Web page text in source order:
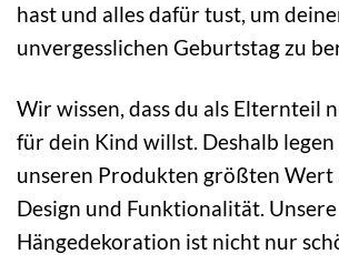
hast und alles dafür tust, um
unvergesslichen Geburtstag zu
Wir wissen, dass du als Elternteil
für dein Kind willst. Deshalb
unseren Produkten größten Wert
Design und Funktionalität. Unsere
Hängedekoration ist nicht nur